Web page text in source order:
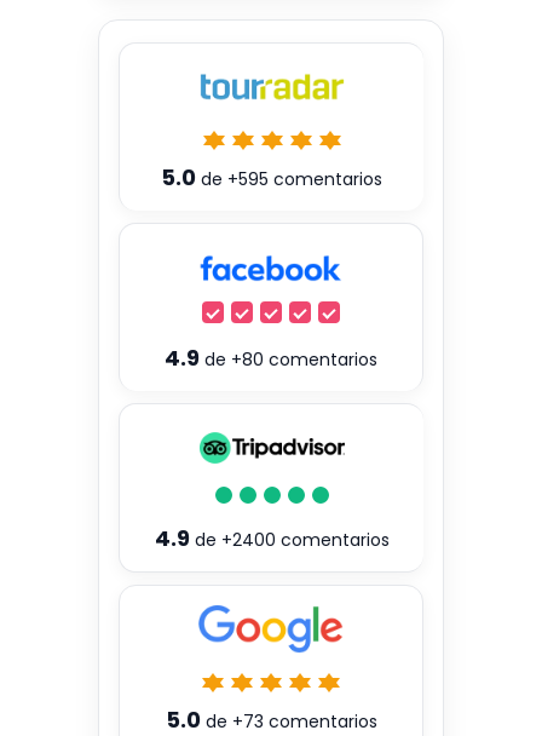
5.0 de +595 comentarios
4.9 de +80 comentarios
4.9de +2400 comentarios
5.0de +73 comentarios